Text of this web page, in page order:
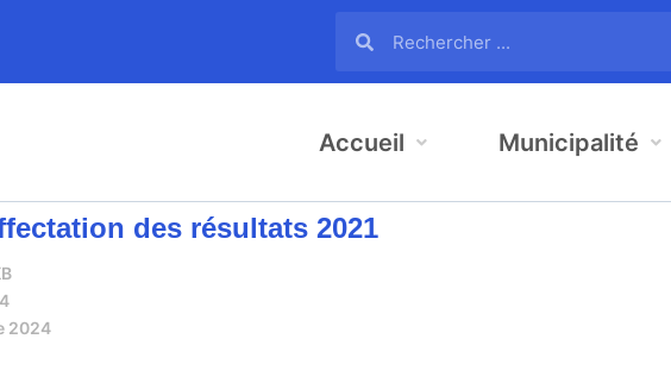
Accueil Municipalité
des résultats 2021
2024